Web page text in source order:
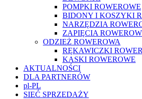
POMPKI ROWEROWE
BIDONY I KOSZYKI
NARZĘDZIA
ZAPIĘCIA
ODZIEŻ ROWEROWA
RĘKAWICZKI
KASKI ROWEROWE
AKTUALNOŚCI
DLA PARTNERÓW
pl-PL
SIEĆ SPRZEDAŻY